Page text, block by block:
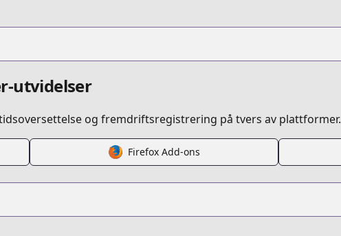
utvidelser
og fremdriftsregistrering på tvers av plattformer.
Firefox Add-ons